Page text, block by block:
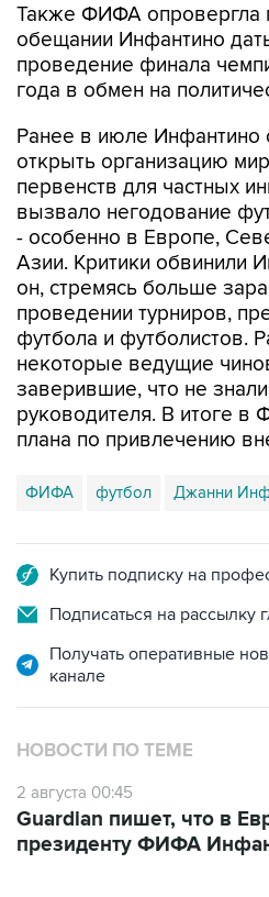
Также ФИФА опровергла
обещании Инфантино
проведение финала
года в обмен на
Ранее в июле Инфантино
открыть организацию
первенств для частных
вызвало негодование
- особенно в Европе,
Азии. Критики обвинили
он, стремясь больше
проведении турниров,
футбола и футболистов.
некоторые ведущие
заверившие, что не
руководителя. В итоге в
плана по привлечению
ФИФА футбол Джанни
Купить подписку на
Подписаться на рассылку
Получать оперативные
канале
НОВОСТИ ПО ТЕМЕ
2 августа 00:45
Guardian пишет, что в
президенту ФИФА